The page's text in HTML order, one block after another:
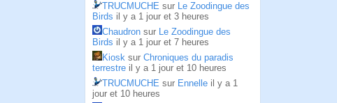
TRUCMUCHE sur Le Zoodingue des
Birds il y a 1 jour et 3 heures
Chaudron sur Le Zoodingue des
Birds il y a 1 jour et 7 heures
Kiosk sur Chroniques du paradis
terrestre il y a 1 jour et 10 heures
TRUCMUCHE sur Ennelle il y a 1
jour et 10 heures